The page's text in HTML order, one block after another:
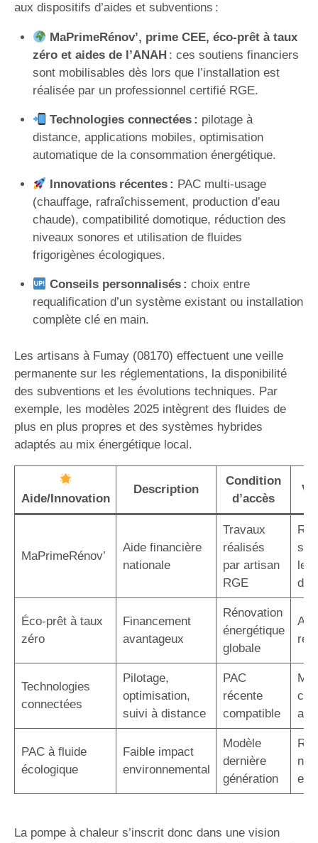
aux dispositifs d’aides et subventions :
MaPrimeRénov’, prime CEE, éco-prêt à taux
zéro et aides de l’ANAH : ces soutiens financiers
sont mobilisables dès lors que l’installation est
réalisée par un professionnel certifié RGE.
Technologies connectées : pilotage à
distance, applications mobiles, optimisation
automatique de la consommation énergétique.
Innovations récentes : PAC multi-usage
(chauffage, rafraîchissement, production d’eau
chaude), compatibilité domotique, réduction des
niveaux sonores et utilisation de fluides
frigorigènes écologiques.
Conseils personnalisés : choix entre
requalification d’un système existant ou installation
complète clé en main.
Les artisans à Fumay (08170) effectuent une veille
permanente sur les réglementations, la disponibilité
des subventions et les évolutions techniques. Par
exemple, les modèles 2025 intègrent des fluides de
plus en plus propres et des systèmes hybrides
adaptés au mix énergétique local.
Aide/Innovation
Description
Condition
d’accès
MaPrimeRénov’
Aide financière
nationale
Travaux
réalisés
par artisan
RGE
le
Éco-prêt à taux
zéro
Financement
avantageux
Rénovation
énergétique
globale
Technologies
connectées
Pilotage,
optimisation,
suivi à distance
PAC
récente
compatible
PAC à fluide
écologique
Faible impact
environnemental
Modèle
dernière
génération
La pompe à chaleur s’inscrit donc dans une vision